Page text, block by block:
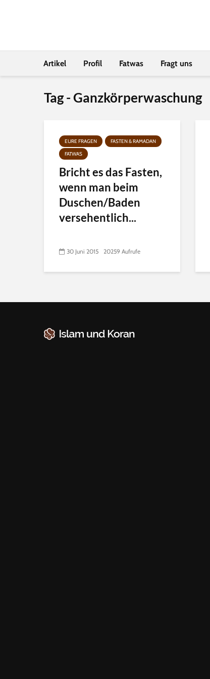
Artikel Profil Fatwas Fragt uns
Tag - Ganzkörperwaschung
EURE FRAGEN
FASTEN & RAMADAN
FATWAS
Bricht es das Fasten,
wenn man beim
Duschen/Baden
versehentlich...
30 Juni 2015 20259 Aufrufe